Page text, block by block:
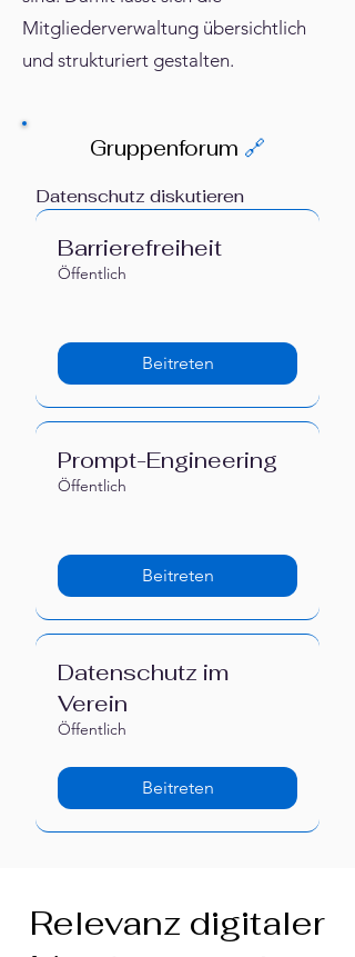
Mitgliederverwaltung übersichtlich
und strukturiert gestalten.
Gruppenforum 🔗
Datenschutz diskutieren
Barrierefreiheit
Öffentlich
Beitreten
Prompt-Engineering
Öffentlich
Beitreten
Datenschutz im
Verein
Öffentlich
Beitreten
Relevanz digitaler